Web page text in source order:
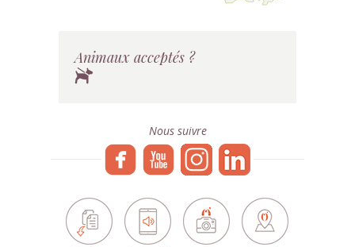
Animaux acceptés ?
Nous suivre